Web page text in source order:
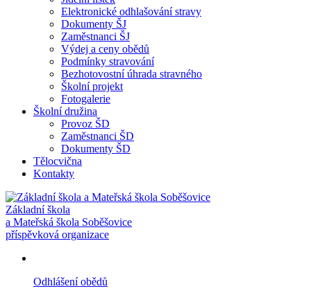
Elektronické odhlašování stravy
Dokumenty ŠJ
Zaměstnanci ŠJ
Výdej a ceny obědů
Podmínky stravování
Bezhotovostní úhrada stravného
Školní projekt
Fotogalerie
Školní družina
Provoz ŠD
Zaměstnanci ŠD
Dokumenty ŠD
Tělocvična
Kontakty
Základní škola
a Mateřská škola Soběšovice
příspěvková organizace
Odhlášení obědů